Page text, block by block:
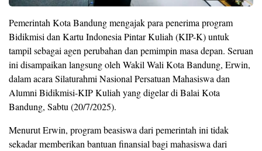
Pemerintah Kota Bandung mengajak para penerima program
Bidikmisi dan Kartu Indonesia Pintar Kuliah (KIP-K) untuk
tampil sebagai agen perubahan dan pemimpin masa depan. Seruan
ini disampaikan langsung oleh Wakil Wali Kota Bandung, Erwin,
dalam acara Silaturahmi Nasional Persatuan Mahasiswa dan
Alumni Bidikmisi-KIP Kuliah yang digelar di Balai Kota
Bandung, Sabtu (20/7/2025).
Menurut Erwin, program beasiswa dari pemerintah ini tidak
sekadar memberikan bantuan finansial bagi mahasiswa dari